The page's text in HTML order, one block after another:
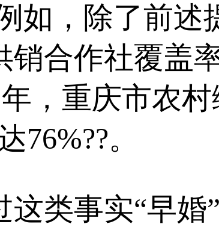
，除了前述
合作社覆盖
，重庆市农
。
事实“早婚”